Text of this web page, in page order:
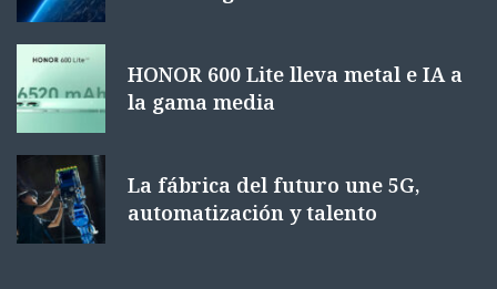
HONOR 600 Lite lleva metal e IA a
la gama media
La fábrica del futuro une 5G,
automatización y talento